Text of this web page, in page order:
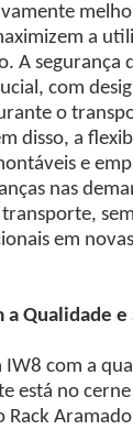
a
A segurança
com
o
disso, a
e
nas
em
a Qualidade e
com a
está no
Rack